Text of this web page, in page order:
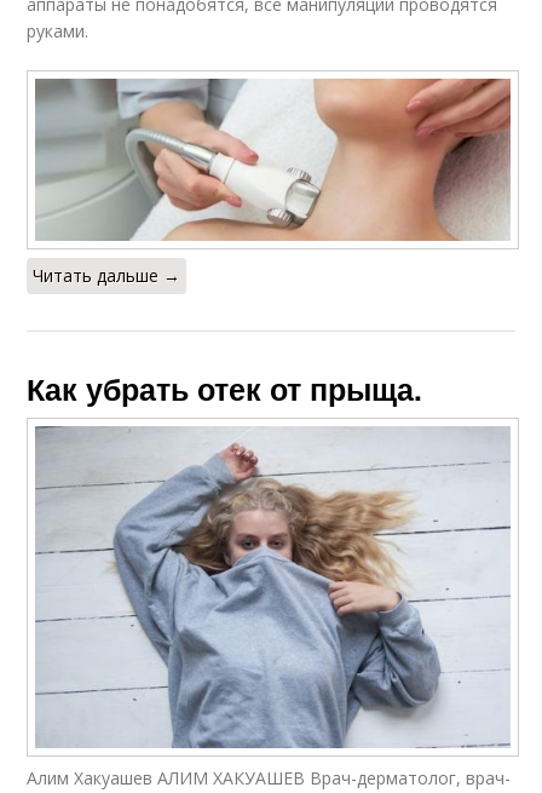
руками.
Читать дальше →
Как убрать отек от прыща.
Алим Хакуашев АЛИМ ХАКУАШЕВ Врач-дерматолог, врач-